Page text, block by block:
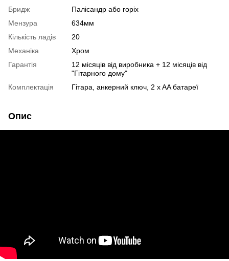
Бридж
Палісандр або горіх
Мензура
634мм
Кількість ладів
20
Механіка
Хром
Гарантія
12 місяців від виробника + 12 місяців від
"Гітарного дому"
Комплектація
Гітара, анкерний ключ, 2 x AA батареї
Опис